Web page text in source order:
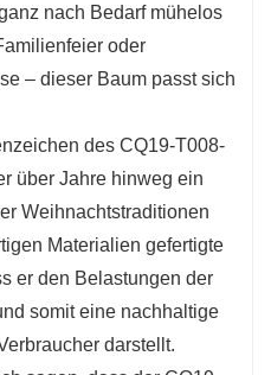
90B bietet Platz für
Von
zu farbenfrohen
viel Raum, um Ihre
Stil zum
Sie einen traditionellen
bevorzugen, dieser
für Ihre
nach Bedarf mühelos
oder
– dieser Baum passt sich
des CQ19-T008-
über Jahre hinweg ein
Weihnachtstraditionen
Materialien gefertigte
er den Belastungen der
somit eine nachhaltige
darstellt.